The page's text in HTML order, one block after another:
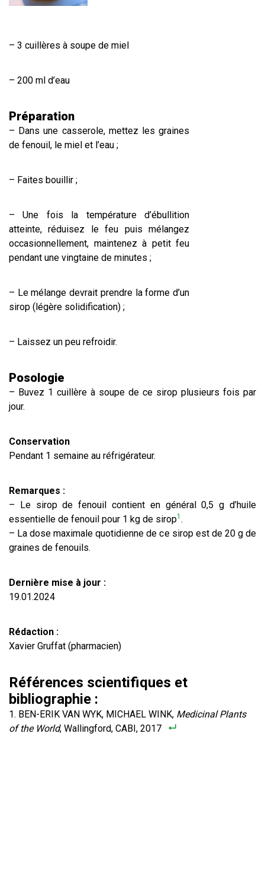
– 3 cuillères à soupe de miel
– 200 ml d’eau
Préparation
– Dans une casserole, mettez les graines
de fenouil, le miel et l’eau ;
– Faites bouillir ;
– Une fois la température d’ébullition
atteinte, réduisez le feu puis mélangez
occasionnellement, maintenez à petit feu
pendant une vingtaine de minutes ;
– Le mélange devrait prendre la forme d’un
sirop (légère solidification) ;
– Laissez un peu refroidir.
Posologie
– Buvez 1 cuillère à soupe de ce sirop plusieurs fois par
jour.
Conservation
Pendant 1 semaine au réfrigérateur.
Remarques :
– Le sirop de fenouil contient en général 0,5 g d’huile
essentielle de fenouil pour 1 kg de sirop1 .
– La dose maximale quotidienne de ce sirop est de 20 g de
graines de fenouils.
Dernière mise à jour :
19.01.2024
Rédaction :
Xavier Gruffat (pharmacien)
Références scientifiques et
bibliographie :
BEN-ERIK VAN WYK, MICHAEL WINK, Medicinal Plants
of the World, Wallingford, CABI, 2017